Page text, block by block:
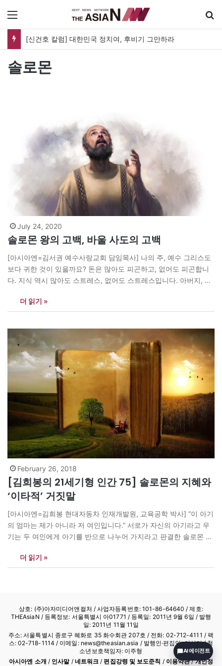
[신건호 칼럼] 대한민국 정치여, 후비기 그만하라
솔로몬
July 24, 2020
솔로몬 왕의 고백, 바울 사도의 고백
[아시아엔=김서권 예수사랑교회 담임목사] 나의 주, 예수 그리스도
보다 귀한 것이 있을까요? 돈은 많아도 피곤하고, 없어도 피곤합니
다. 지식 역시 많아도 스트레스, 없어도 스트레스입니다. 아버지, 다
은 “모든 게 헛되고 헛되다”고 고백하였습니다. 시간의 주인이신 창
조주, 하나님은 먼저, 하나님의 나라와 의를 구하라고 말씀하십니다.
더 읽기 »
February 26, 2018
[김희봉의 21세기형 인간 75] 솔로몬의 지혜와
‘이타적’ 거짓말
[아시아엔=김희봉 현대자동차 인재개발원, 교육공학 박사] “이 아기
의 엄마는 제가 아니라 저 여인입니다.” 서로가 자신의 아기라고 우
기는 두 여인에게 아기를 반으로 나누어 가지라고 판결한 솔로몬 왕
는 상황에서 아기를 살리기 위해 친모는 거짓말을 했던 것이다. “저
는 이 은잔도 가지고 가라고 했습니다.” 이는…
더 읽기 »
상호: (주)아자미디어앤컬처 /사업자등록번호: 101-86-64640 / 제호:
THEAsiaN / 등록정보: 서울특별시 아01771 / 등록일: 2011년 9월 6일 / 발행
일: 2011년 11월 11일
주소: 서울특별시 종로구 혜화로 35 화수회관 207호 / 전화: 02-712-4111 / 팩
스: 02-718-1114 / 이메일: news@theasian.asia / 발행인·편집인: 이상기 / 청
소년보호책임자: 이주형
아시아엔 소개 / 인사말/ 네트워크 /편집강령 및 보도준칙 / 이용약관/개인정
AI 에이전트